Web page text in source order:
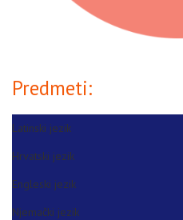
Predmeti:
Latinski jezik
Hrvatski jezik
Engleski jezik
Njemački jezik